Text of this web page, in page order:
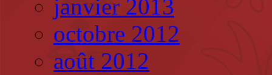
janvier 2013
octobre 2012
août 2012